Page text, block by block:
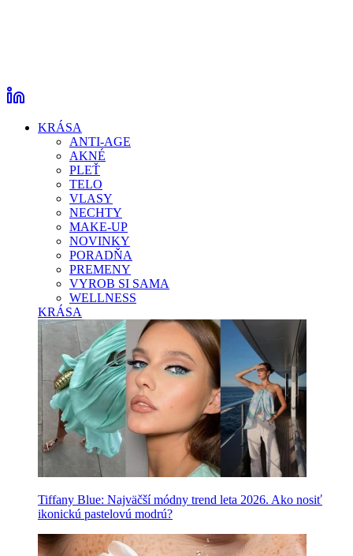
KRÁSA
ANTI-AGE
AKNÉ
PLEŤ
TELO
VLASY
NECHTY
MAKE-UP
NOVINKY
PORADŇA
PREMENY
VYROB SI SAMA
WELLNESS
KRÁSA
Tiffany Blue: Najväčší módny trend leta 2026. Ako nosiť
ikonickú pastelovú modrú?